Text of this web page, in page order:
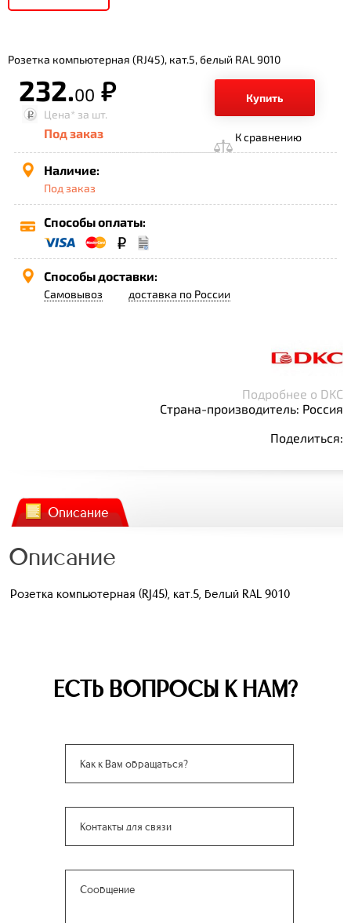
Розетка компьютерная (RJ45), кат.5, белый RAL 9010
232.00 р.
Купить
Цена* за шт.
Под заказ К сравнению
Наличие:
Под заказ
Способы оплаты:
Способы доставки:
Самовывоз доставка по России
Подробнее о DKC
Страна-производитель: Россия
Поделиться:
Описание
Описание
Розетка компьютерная (RJ45), кат.5, белый RAL 9010
ЕСТЬ ВОПРОСЫ К НАМ?